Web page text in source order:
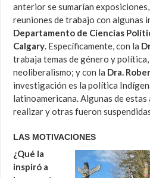
anterior se sumarían
reuniones de trabajo con algunas
Departamento de Ciencias
Calgary. Específicamente, con la
trabaja temas de género y
neoliberalismo; y con la Dra.
investigación es la política
latinoamericana. Algunas de estas
realizar y otras fueron
LAS MOTIVACIONES
¿Qué la
inspiró a